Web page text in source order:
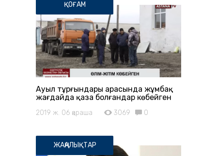
ҚОҒАМ
Ауыл тұрғындары арасында жұмбақ
жағдайда қаза болғандар көбейген
2019 ж. 06 қараша 3069 0
ЖАҢАЛЫҚТАР